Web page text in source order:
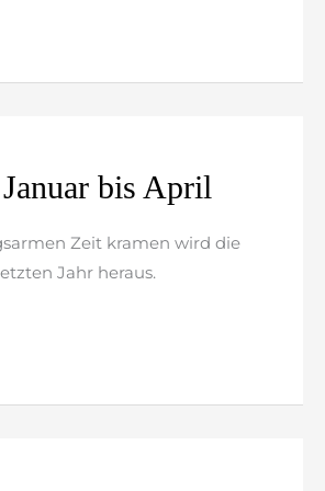
bis April
Zeit kramen wird die
Jahr heraus.